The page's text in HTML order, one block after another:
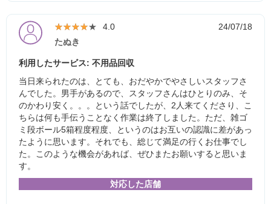
★★★★★
★★★★★ 4.0
24/07/18
たぬき
利用したサービス: 不用品回収
当日来られたのは、とても、おだやかでやさしいスタッフさ
んでした。男手があるので、スタッフさんはひとりのみ、そ
のかわり安く。。。という話でしたが、2人来てくださり、こ
ちらは何も手伝うことなく作業は終了しました。ただ、雑ゴ
ミ段ボール5箱程度程度、というのはお互いの認識に差があっ
たように思います。それでも、総じて満足の行くお仕事でし
た。このような機会があれば、ぜひまたお願いすると思いま
す。
対応した店舗